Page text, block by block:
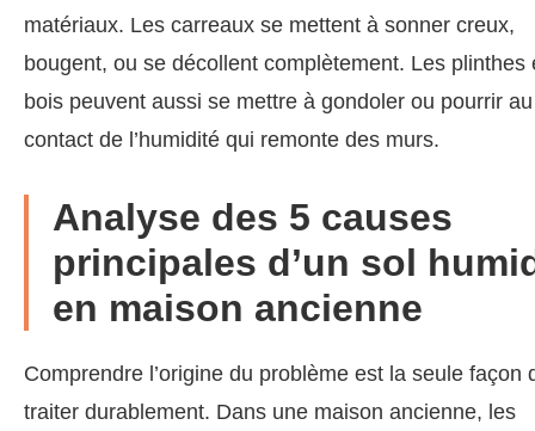
matériaux. Les carreaux se mettent à sonner creux,
bougent, ou se décollent complètement. Les plinthes
bois peuvent aussi se mettre à gondoler ou pourrir au
contact de l’humidité qui remonte des murs.
Analyse des 5 causes
principales d’un sol
en maison ancienne
Comprendre l’origine du problème est la seule façon
traiter durablement. Dans une maison ancienne, les